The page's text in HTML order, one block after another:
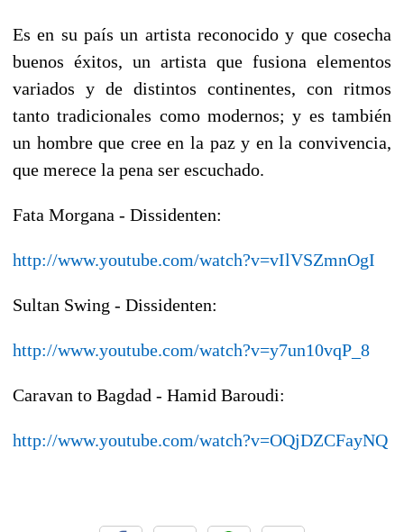
Es en su país un artista reconocido y que cosecha
buenos éxitos, un artista que fusiona elementos
variados y de distintos continentes, con ritmos
tanto tradicionales como modernos; y es también
un hombre que cree en la paz y en la convivencia,
que merece la pena ser escuchado.
Fata Morgana - Dissidenten:
http://www.youtube.com/watch?v=vIlVSZmnOgI
Sultan Swing - Dissidenten:
http://www.youtube.com/watch?v=y7un10vqP_8
Caravan to Bagdad - Hamid Baroudi:
http://www.youtube.com/watch?v=OQjDZCFayNQ